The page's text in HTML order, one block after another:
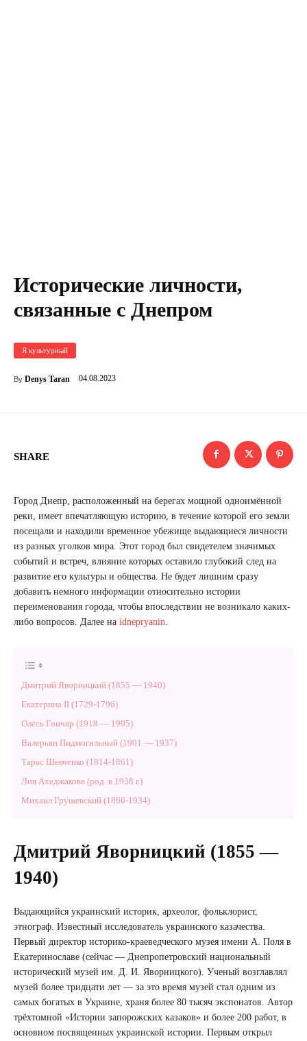
Исторические личности,
связанные с Днепром
Я культурный
By Denys Taran 04.08.2023
SHARE
Город Днепр, расположенный на берегах мощной одноимённой
реки, имеет впечатляющую историю, в течение которой его земли
посещали и находили временное убежище выдающиеся личности
из разных уголков мира. Этот город был свидетелем значимых
событий и встреч, влияние которых оставило глубокий след на
развитие его культуры и общества. Не будет лишним сразу
добавить немного информации относительно истории
переименования города, чтобы впоследствии не возникало каких-
либо вопросов. Далее на idnepryanin
Дмитрий Яворницкий (1855 — 1940)
Екатерина II (1729-1796)
Олесь Гончар (1918 — 1995)
Валерьян Пидмогильный (1901 — 1937)
Тарас Шевченко (1814-1861)
Лия Ахеджакова (род. в 1938 г.)
Михаил Грушевский (1866-1934)
Дмитрий Яворницкий (1855 —
1940)
Выдающийся украинский историк, археолог, фольклорист,
этнограф. Известный исследователь украинского казачества.
Первый директор историко-краеведческого музея имени А. Поля в
Екатеринославе (сейчас — Днепропетровский национальный
исторический музей им. Д. И. Яворницкого). Ученый возглавлял
музей более тридцати лет — за это время музей стал одним из
самых богатых в Украине, храня более 80 тысяч экспонатов. Автор
трёхтомной «Истории запорожских казаков» и более 200 работ, в
основном посвященных украинской истории. Первым открыл